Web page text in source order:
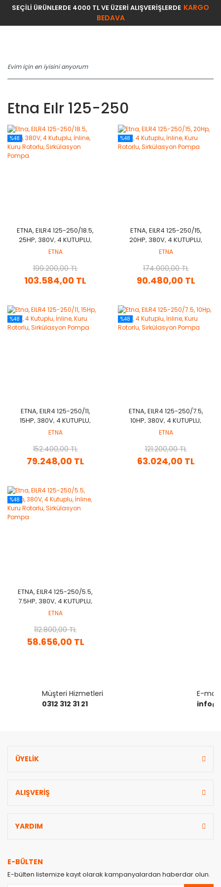
SEÇİLİ ÜRÜNLERDE 4000 TL VE ÜZERİ ALIŞVERİŞLERDE KARGO
BEDAVA
Etna Eılr 125-250
%48
ETNA, EILR4 125-250/18.5,
25HP, 380V, 4 KUTUPLU,
İNLINE, KURU ROTORLU,
ETNA
103.584,00 TL
199.200,00 TL
%48
ETNA, EILR4 125-250/15,
20HP, 380V, 4 KUTUPLU,
İNLINE, KURU ROTORLU,
ETNA
90.480,00 TL
174.000,00 TL
%48
ETNA, EILR4 125-250/11,
15HP, 380V, 4 KUTUPLU,
İNLINE, KURU ROTORLU,
ETNA
79.248,00 TL
152.400,00 TL
%48
ETNA, EILR4 125-250/7.5,
10HP, 380V, 4 KUTUPLU,
İNLINE, KURU ROTORLU,
ETNA
63.024,00 TL
121.200,00 TL
%48
ETNA, EILR4 125-250/5.5,
7.5HP, 380V, 4 KUTUPLU,
İNLINE, KURU ROTORLU,
ETNA
58.656,00 TL
112.800,00 TL
Müşteri Hizmetleri
0312 312 31 21
E-mail
ÜYELİK
ALIŞVERİŞ
YARDIM
E-BÜLTEN
E-bülten listemize kayıt olarak kampanyalardan haberdar olun.